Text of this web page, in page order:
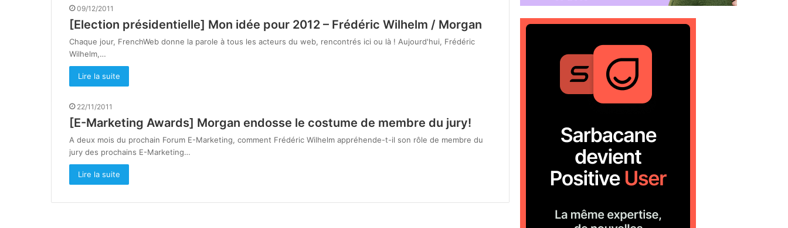
09/12/2011
[Election présidentielle] Mon idée pour 2012 – Frédéric Wilhelm / Morgan
Chaque jour, FrenchWeb donne la parole à tous les acteurs du web, rencontrés ici ou là ! Aujourd'hui, Frédéric
Wilhelm,…
Lire la suite
22/11/2011
[E-Marketing Awards] Morgan endosse le costume de membre du jury!
A deux mois du prochain Forum E-Marketing, comment Frédéric Wilhelm appréhende-t-il son rôle de membre du
jury des prochains E-Marketing…
Lire la suite